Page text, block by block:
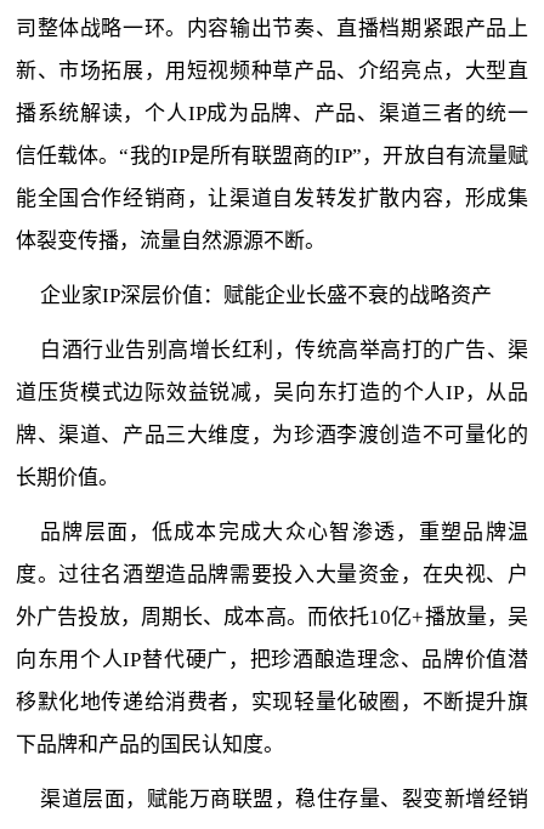
司整体战略一环。内容输出节奏、直播档期紧跟产品上
新、市场拓展，用短视频种草产品、介绍亮点，大型直
播系统解读，个人IP成为品牌、产品、渠道三者的统一
信任载体。“我的IP是所有联盟商的IP”，开放自有流量赋
能全国合作经销商，让渠道自发转发扩散内容，形成集
体裂变传播，流量自然源源不断。
企业家IP深层价值：赋能企业长盛不衰的战略资产
白酒行业告别高增长红利，传统高举高打的广告、渠
道压货模式边际效益锐减，吴向东打造的个人IP，从品
牌、渠道、产品三大维度，为珍酒李渡创造不可量化的
长期价值。
品牌层面，低成本完成大众心智渗透，重塑品牌温
度。过往名酒塑造品牌需要投入大量资金，在央视、户
外广告投放，周期长、成本高。而依托10亿+播放量，吴
向东用个人IP替代硬广，把珍酒酿造理念、品牌价值潜
移默化地传递给消费者，实现轻量化破圈，不断提升旗
下品牌和产品的国民认知度。
渠道层面，赋能万商联盟，稳住存量、裂变新增经销